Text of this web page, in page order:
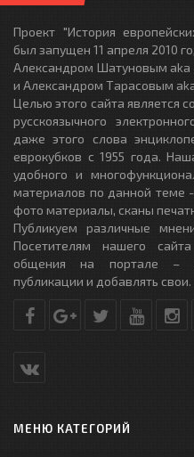
Проект "История
был запущен 11 апреля 2010
Александром Шатуновым aka
и Александром Тарасовым aka
Целью этого сайта является
русскоязычного
даже этого слова
еврокубков с 1955 года.
удобного и
материалов по данной теме
фото материалы, сканы
Публикуем различные
Посетителям нашего
общения на портале –
публикации и добавлять свои.
МЕНЮ КАТЕГОРИЙ